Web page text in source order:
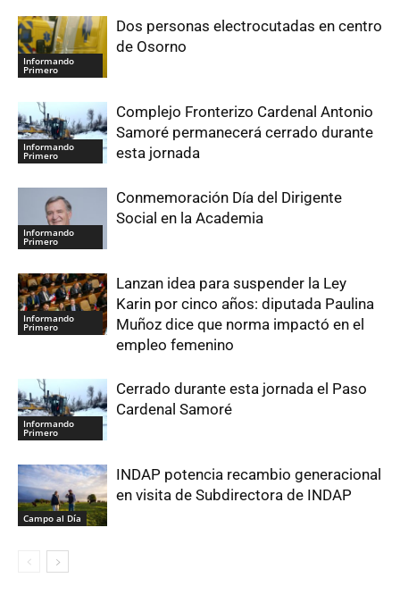
Informando
Primero
Dos personas electrocutadas en centro
de Osorno
Informando
Primero
Complejo Fronterizo Cardenal Antonio
Samoré permanecerá cerrado durante
esta jornada
Informando
Primero
Conmemoración Día del Dirigente
Social en la Academia
Informando
Primero
Lanzan idea para suspender la Ley
Karin por cinco años: diputada Paulina
Muñoz dice que norma impactó en el
empleo femenino
Informando
Primero
Cerrado durante esta jornada el Paso
Cardenal Samoré
Campo al Día
INDAP potencia recambio generacional
en visita de Subdirectora de INDAP